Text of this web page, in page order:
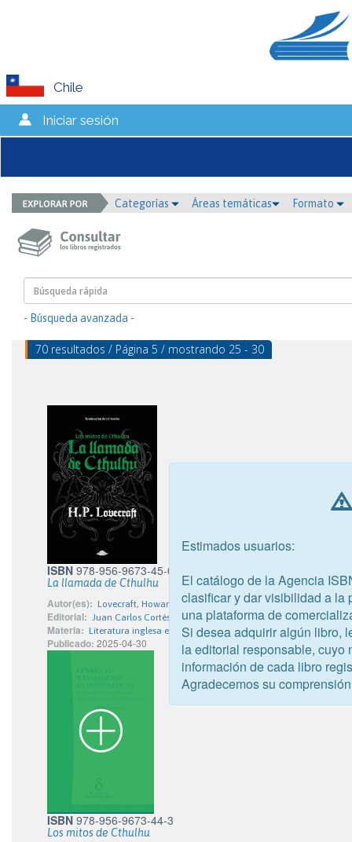
Chile
Iniciar sesión
Categorías Áreas temáticas Formato
- Búsqueda avanzada -
70 resultados / Página 5 / mostrando 25 - 30
ISBN 978-956-9673-45-0
La llamada de Cthulhu
Autor(es): Lovecraft, Howard Phillips
Editorial: Juan Carlos Cortés León - Abducción Editorial
Materia: Literatura inglesa e inglesa antigua
Publicado: 2025-04-30
ISBN 978-956-9673-44-3
Los mitos de Cthulhu
Estimados usuarios:
El catálogo de la Agencia
clasificar y dar visibilidad a la
una plataforma de
Si desea adquirir algún libro,
la editorial responsable, cuyo
información de cada libro
Agradecemos su